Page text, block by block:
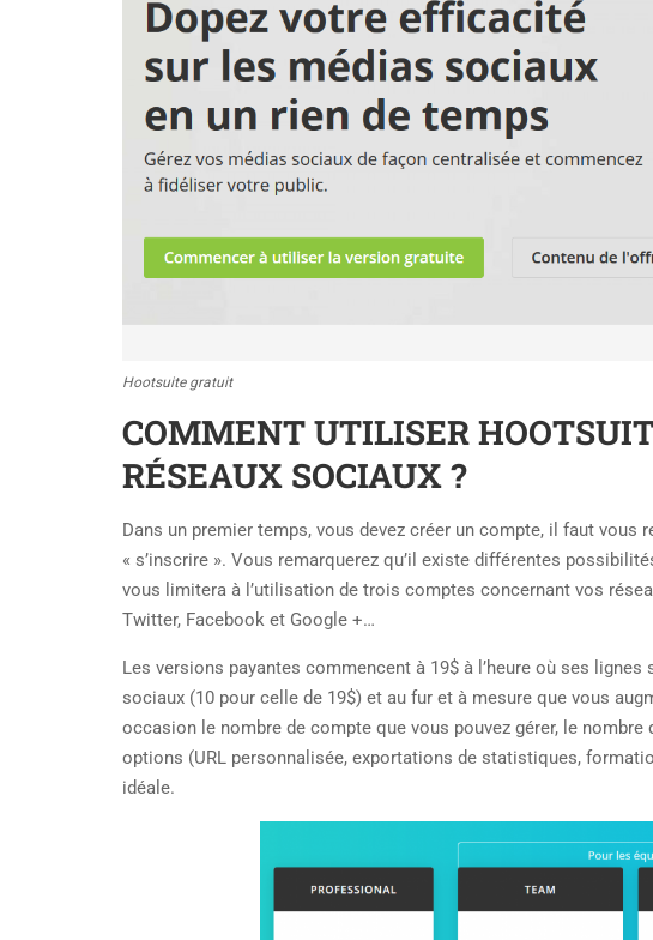
Hootsuite gratuit
COMMENT UTILISER
RÉSEAUX SOCIAUX ?
Dans un premier temps, vous devez créer un compte, il faut vous
« s’inscrire ». Vous remarquerez qu’il existe différentes
vous limitera à l’utilisation de trois comptes concernant vos
Twitter, Facebook et Google +…
Les versions payantes commencent à 19$ à l’heure où ses
sociaux (10 pour celle de 19$) et au fur et à mesure que vous
occasion le nombre de compte que vous pouvez gérer, le
options (URL personnalisée, exportations de statistiques,
idéale.